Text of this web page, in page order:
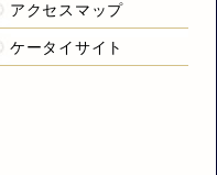
アクセスマップ
ケータイサイト